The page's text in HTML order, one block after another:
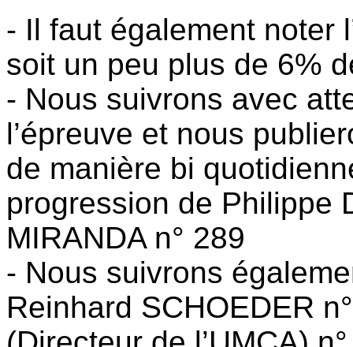
- Il faut également noter
soit un peu plus de 6%
- Nous suivrons avec
l’épreuve et nous
de manière bi
progression de Philippe
MIRANDA n° 289
- Nous suivrons
Reinhard SCHOEDER